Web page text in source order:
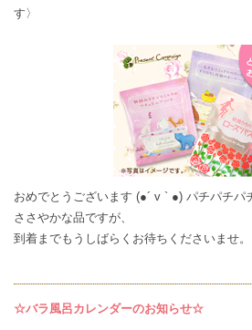
す〉
おめでとうございます (●´ v ` ●) パチパチパ
ささやかな品ですが、
到着までもうしばらくお待ちくださいませ。
☆バラ風呂カレンダーのお知らせ☆